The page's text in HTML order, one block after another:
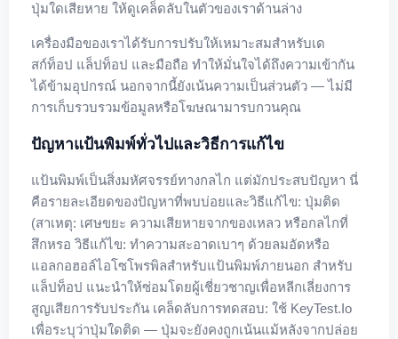
ปุ่มใดเสียหาย ให้ดูเคล็ดลับในตัวของเราด้านล่าง
เครื่องมือของเราได้รับการปรับให้เหมาะสมสำหรับเด
สก์ท็อป แล็ปท็อป และมือถือ ทำให้มั่นใจได้ถึงความเข้ากัน
ได้ข้ามอุปกรณ์ นอกจากนี้ยังเน้นความเป็นส่วนตัว — ไม่มี
การเก็บรวบรวมข้อมูลหรือโฆษณามารบกวนคุณ
ปัญหาแป้นพิมพ์ทั่วไปและวิธีการแก้ไข
แป้นพิมพ์เป็นสิ่งมหัศจรรย์ทางกลไก แต่มักประสบปัญหา นี่
คือรายละเอียดของปัญหาที่พบบ่อยและวิธีแก้ไข: ปุ่มติด
(สาเหตุ: เศษขยะ ความเสียหายจากของเหลว หรือกลไกที่
สึกหรอ วิธีแก้ไข: ทำความสะอาดเบาๆ ด้วยลมอัดหรือ
แอลกอฮอล์ไอโซโพรพิลสำหรับแป้นพิมพ์ภายนอก สำหรับ
แล็ปท็อป แนะนำให้ซ่อมโดยผู้เชี่ยวชาญเพื่อหลีกเลี่ยงการ
สูญเสียการรับประกัน เคล็ดลับการทดสอบ: ใช้ KeyTest.io
เพื่อระบุว่าปุ่มใดติด — ปุ่มจะยังคงถูกเน้นแม้หลังจากปล่อย